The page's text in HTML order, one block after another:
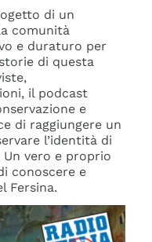
di un
comunità
e duraturo per
di questa
il podcast
e
di raggiungere un
l’identità di
vero e proprio
conoscere e
Fersina.